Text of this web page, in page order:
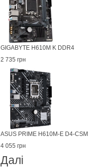
GIGABYTE H610M K DDR4
2 735 грн
ASUS PRIME H610M-E D4-CSM
4 055 грн
Далі